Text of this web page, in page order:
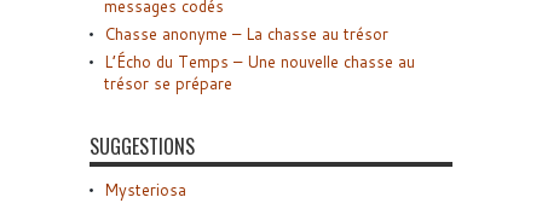
messages codés
Chasse anonyme – La chasse au trésor
L’Écho du Temps – Une nouvelle chasse au
trésor se prépare
SUGGESTIONS
Mysteriosa